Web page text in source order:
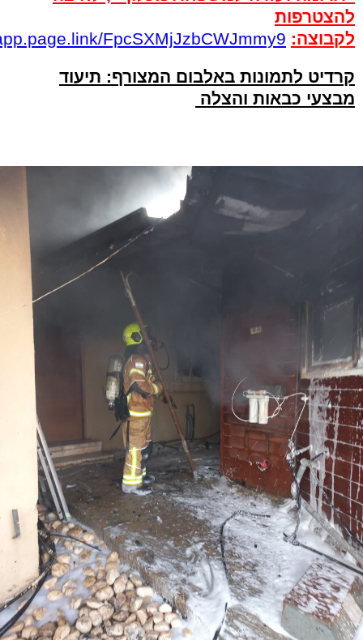
להצטרפות
לקבוצה: FpcSXMjJzbCWJmmy9
קרדיט לתמונות באלבום המצורף: תיעוד
מבצעי כבאות והצלה